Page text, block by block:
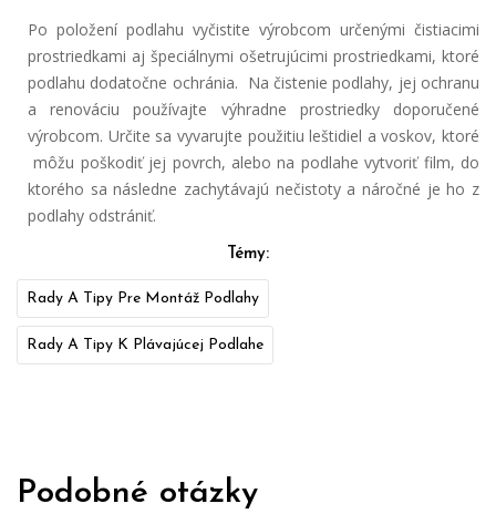
Po položení podlahu vyčistite výrobcom určenými čistiacimi
prostriedkami aj špeciálnymi ošetrujúcimi prostriedkami, ktoré
podlahu dodatočne ochránia. Na čistenie podlahy, jej ochranu
a renováciu používajte výhradne prostriedky doporučené
výrobcom. Určite sa vyvarujte použitiu leštidiel a voskov, ktoré
môžu poškodiť jej povrch, alebo na podlahe vytvoriť film, do
ktorého sa následne zachytávajú nečistoty a náročné je ho z
podlahy odstrániť.
Témy:
Rady A Tipy Pre Montáž Podlahy
Rady A Tipy K Plávajúcej Podlahe
Podobné otázky